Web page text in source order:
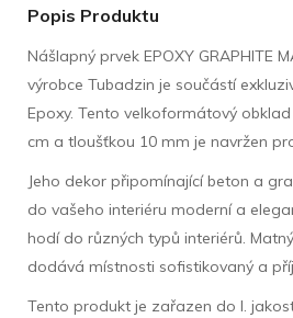
Popis Produktu
Nášlapný prvek EPOXY GRAPHITE
výrobce Tubadzin je součástí
Epoxy. Tento velkoformátový
cm a tloušťkou 10 mm je navržen
Jeho dekor připomínající beton a
do vašeho interiéru moderní a
hodí do různých typů interiérů.
dodává místnosti sofistikovaný a
Tento produkt je zařazen do I.